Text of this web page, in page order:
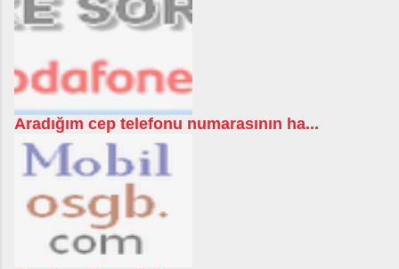
Aradığım cep telefonu numarasının ha...